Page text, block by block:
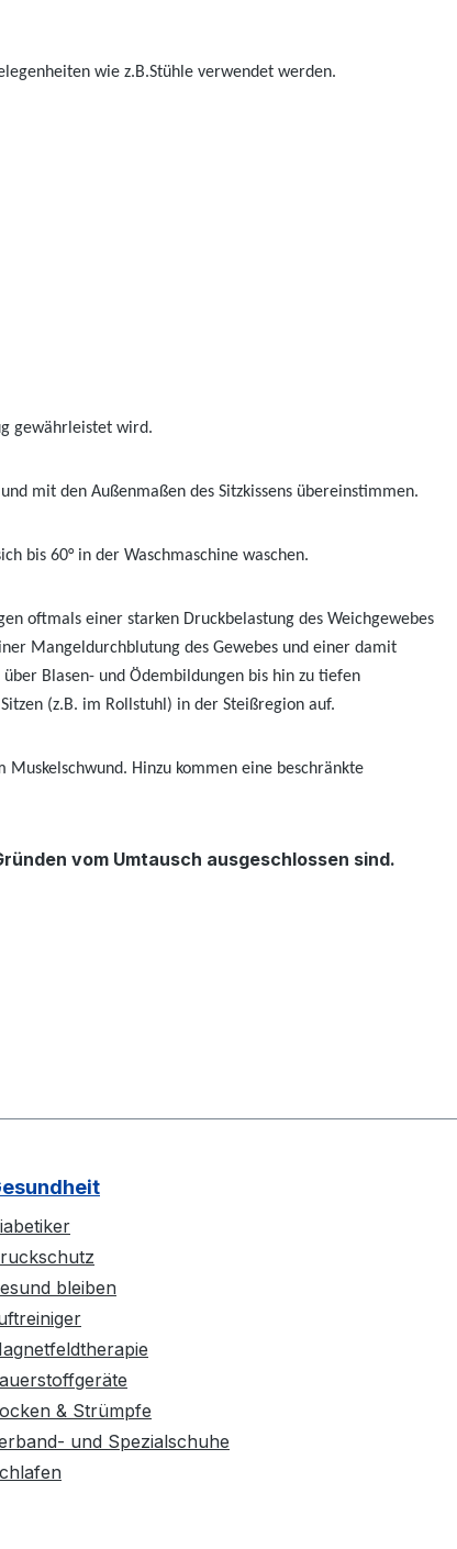
wie z.B.Stühle verwendet werden.
gewährleistet wird.
mit den Außenmaßen des Sitzkissens übereinstimmen.
bis 60° in der Waschmaschine waschen.
oftmals einer starken Druckbelastung des Weichgewebes
Mangeldurchblutung des Gewebes und einer damit
Blasen- und Ödembildungen bis hin zu tiefen
(z.B. im Rollstuhl) in der Steißregion auf.
Hinzu kommen eine beschränkte
vom Umtausch ausgeschlossen sind.
bleiben
& Strümpfe
und Spezialschuhe